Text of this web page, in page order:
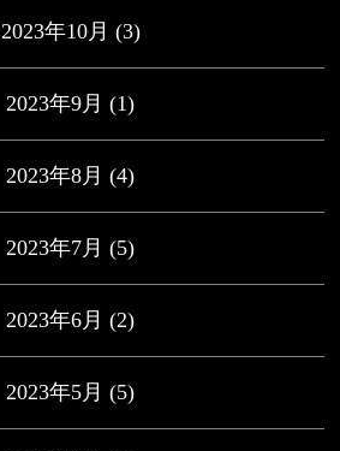
2023年10月 (3)
2023年9月 (1)
2023年8月 (4)
2023年7月 (5)
2023年6月 (2)
2023年5月 (5)